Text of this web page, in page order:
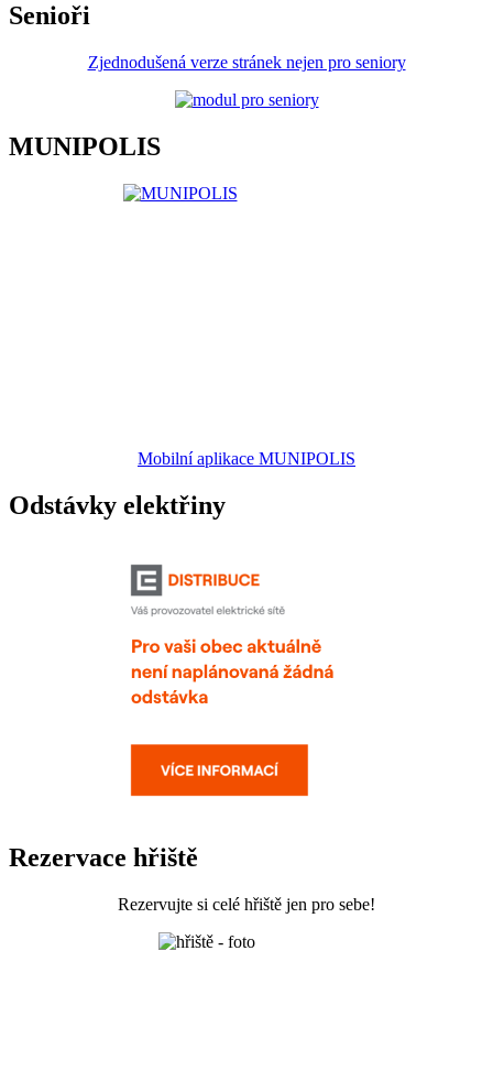
Senioři
Zjednodušená verze stránek nejen pro seniory
MUNIPOLIS
Mobilní aplikace MUNIPOLIS
Odstávky elektřiny
Rezervace hřiště
Rezervujte si celé hřiště jen pro sebe!